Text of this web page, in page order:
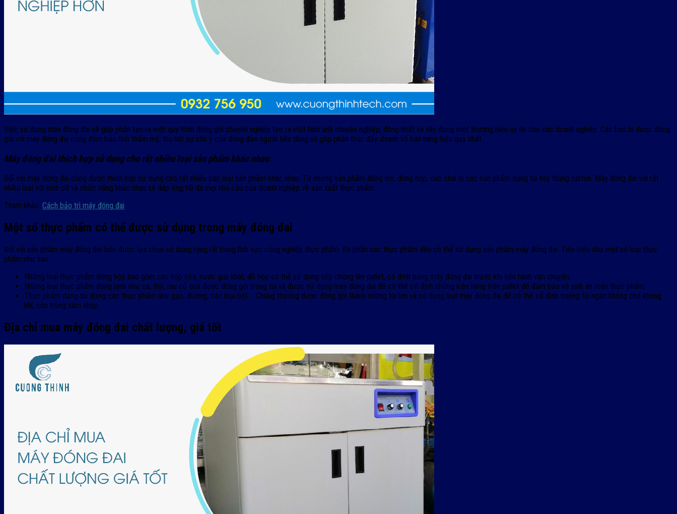
Việc sử dụng máy đóng đai sẽ góp phần tạo ra một quy trình đóng gói chuyên nghiệp tạo ra một hình ảnh chuyên nghiệp, đồng nhất và xây dựng một thương hiệu uy tín cho các doanh nghiệp. Các bao bì được đóng
gói với máy đóng đai cũng đảm bảo tính thẩm mỹ, thu hút sự chú ý của đông đảo người tiêu dùng và góp phần thúc đẩy doanh số bán hàng hiệu quả nhất.
Máy đóng đai thích hợp sử dụng cho rất nhiều loại sản phẩm khác nhau
Đối với máy đóng đai cũng được thích hợp sử dụng cho rất nhiều các loại sản phẩm khác nhau. Từ những sản phẩm đóng lon, đóng hộp, các chai lọ các sản phẩm dạng túi hay thùng carton. Máy đóng đai với rất
nhiều loại với kích cỡ và chức năng khác nhau sẽ đáp ứng tối đa mọi nhu cầu của doanh nghiệp về sản xuất thực phẩm.
Tham khảo: Cách bảo trì máy đóng đai
Một số thực phẩm có thể được sử dụng trong máy đóng đai
Đối với sản phẩm máy đóng đai luôn được lựa chọn sử dụng rộng rãi trong lĩnh vực công nghiệp thực phẩm. Đa phần các thực phẩm đều có thể sử dụng sản phẩm máy đóng đai. Tiêu biểu như một số loại thực
phẩm như sau:
Những loại thực phẩm đóng hộp bao gồm các hộp sữa, nước giải khát, đồ hộp có thể sử dụng xếp chồng lên pallet, cố định bằng máy đóng đai trước khi tiến hành vận chuyển.
Những loại thực phẩm đông lạnh như cá, thịt, rau củ quả được đóng gói trong túi và được sử dụng máy đóng đai để có thể cố định những kiện hàng trên pallet để đảm bảo vệ sinh an toàn thực phẩm.
Thực phẩm dạng túi đựng các thực phẩm như gạo, đường, các loại bột…. Chúng thường được đóng gói thành những túi lớn và sử dụng loại máy đóng đai để có thể cố định miệng túi ngăn không cho không
khí, côn trùng xâm nhập.
Địa chỉ mua máy đóng đai chất lượng, giá tốt